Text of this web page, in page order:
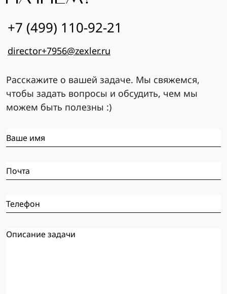
Расскажите о вашей задаче. Мы свяжемся,
чтобы задать вопросы и обсудить, чем мы
можем быть полезны :)
+7 (499) 110-92-21
director+7956@zexler.ru